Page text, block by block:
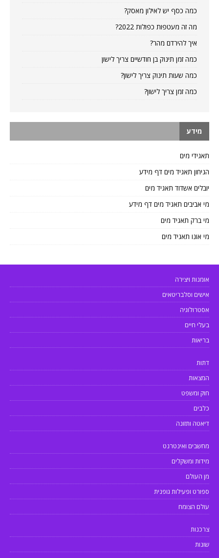
כמה כסף יש לאילון מאסק?
מה זה מעטפות כפולות 2022?
איך להירדם מהר?
כמה זמן תינוק בן חודשיים צריך לישון
כמה שעות תינוק צריך לישון?
כמה זמן צריך לישון?
מידע
תאגידי מים
הגיחון תאגיד מים דף מידע
יובלים אשדוד תאגיד מים
מי אביבים תאגיד מים דף מידע
מי ברק תאגיד מים
מי אונו תאגיד מים
אומנות ויצירה
אישים וסלבריטאים
אסטרולוגיה
בעלי חיים
בריאות
דתות
המצאות
חוק ומשפט
כלבים
דיאטה ותזונה
מחשבים ואינטרנט
מידות ומשקלים
מן העולם
ספורט ופעילות גופנית
עולם הצומח
צרכנות
שונות